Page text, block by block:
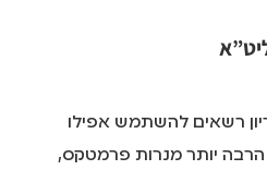
רשאים להשתמש אפילו
יותר מנרות פרמטקס,